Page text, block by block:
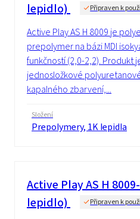
lepidlo)
Připraven k
Active Play AS H 8009 je
prepolymer na bázi MDI
funkčností (2,0-2,2). Produkt
jednosložkové
kapalného zbarvení,...
Složení
Prepolymery, 1K lepidla
Active Play AS H
lepidlo)
Připraven k